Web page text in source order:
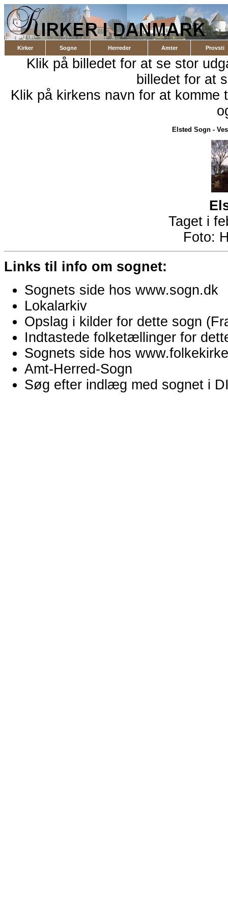
Kirker Sogne Herreder Amter Provsti
Klik på billedet for at se stor
billedet for at
Klik på kirkens navn for at
Elsted Sogn -
Taget i
Foto:
Links til info om sognet:
Sognets side hos www.sogn.dk
Lokalarkiv
Opslag i kilder for dette sogn
Indtastede folketællinger for
Sognets side hos
Amt-Herred-Sogn
Søg efter indlæg med sognet i